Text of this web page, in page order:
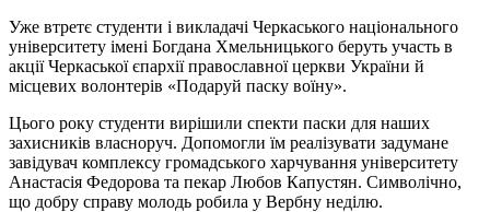
Уже втретє студенти і викладачі Черкаського національного
університету імені Богдана Хмельницького беруть участь в
акції Черкаської єпархії православної церкви України й
місцевих волонтерів «Подаруй паску воїну».
Цього року студенти вирішили спекти паски для наших
захисників власноруч. Допомогли їм реалізувати задумане
завідувач комплексу громадського харчування університету
Анастасія Федорова та пекар Любов Капустян. Символічно,
що добру справу молодь робила у Вербну неділю.